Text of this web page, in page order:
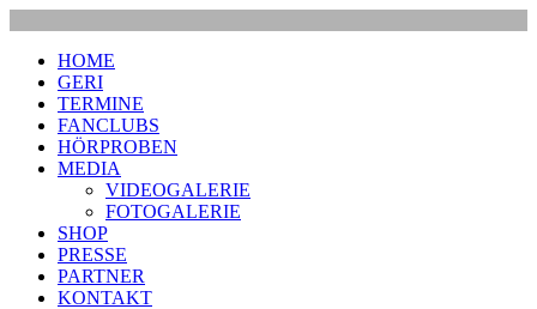
HOME
GERI
TERMINE
FANCLUBS
HÖRPROBEN
MEDIA
VIDEOGALERIE
FOTOGALERIE
SHOP
PRESSE
PARTNER
KONTAKT